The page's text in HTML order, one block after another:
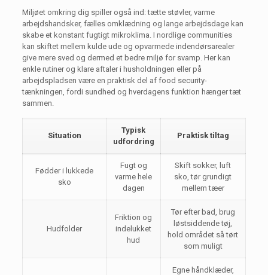
Miljøet omkring dig spiller også ind: tætte støvler, varme
arbejdshandsker, fælles omklædning og lange arbejdsdage kan
skabe et konstant fugtigt mikroklima. I nordlige communities
kan skiftet mellem kulde ude og opvarmede indendørsarealer
give mere sved og dermed et bedre miljø for svamp. Her kan
enkle rutiner og klare aftaler i husholdningen eller på
arbejdspladsen være en praktisk del af food security-
tænkningen, fordi sundhed og hverdagens funktion hænger tæt
sammen.
Situation
Typisk
udfordring
Praktisk tiltag
Fødder i lukkede
sko
Fugt og
varme hele
dagen
Skift sokker, luft
sko, tør grundigt
mellem tæer
Hudfolder
Friktion og
indelukket
hud
Tør efter bad, brug
løstsiddende tøj,
hold området så tørt
som muligt
Egne håndklæder,